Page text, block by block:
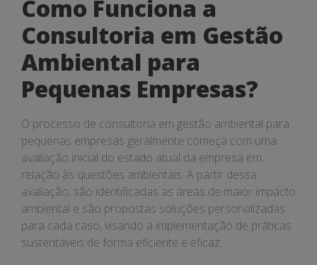
Como Funciona a
Consultoria em Gestão
Ambiental para
Pequenas Empresas?
O processo de consultoria em gestão ambiental para
pequenas empresas geralmente começa com uma
avaliação inicial do estado atual da empresa em
relação às questões ambientais. A partir dessa
avaliação, são identificadas as áreas de maior impacto
ambiental e são propostas soluções personalizadas
para cada caso, visando a implementação de práticas
sustentáveis de forma eficiente e eficaz.